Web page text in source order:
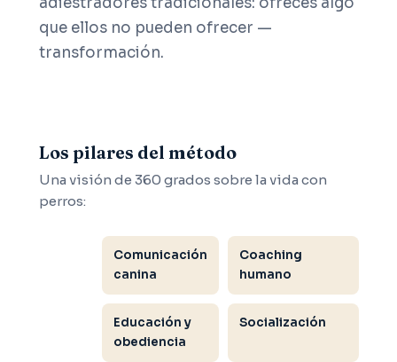
que ellos no pueden ofrecer —
transformación.
Los pilares del método
Una visión de 360 grados sobre la vida con
perros:
Comunicación
canina
Coaching
humano
Educación y
obediencia
Socialización